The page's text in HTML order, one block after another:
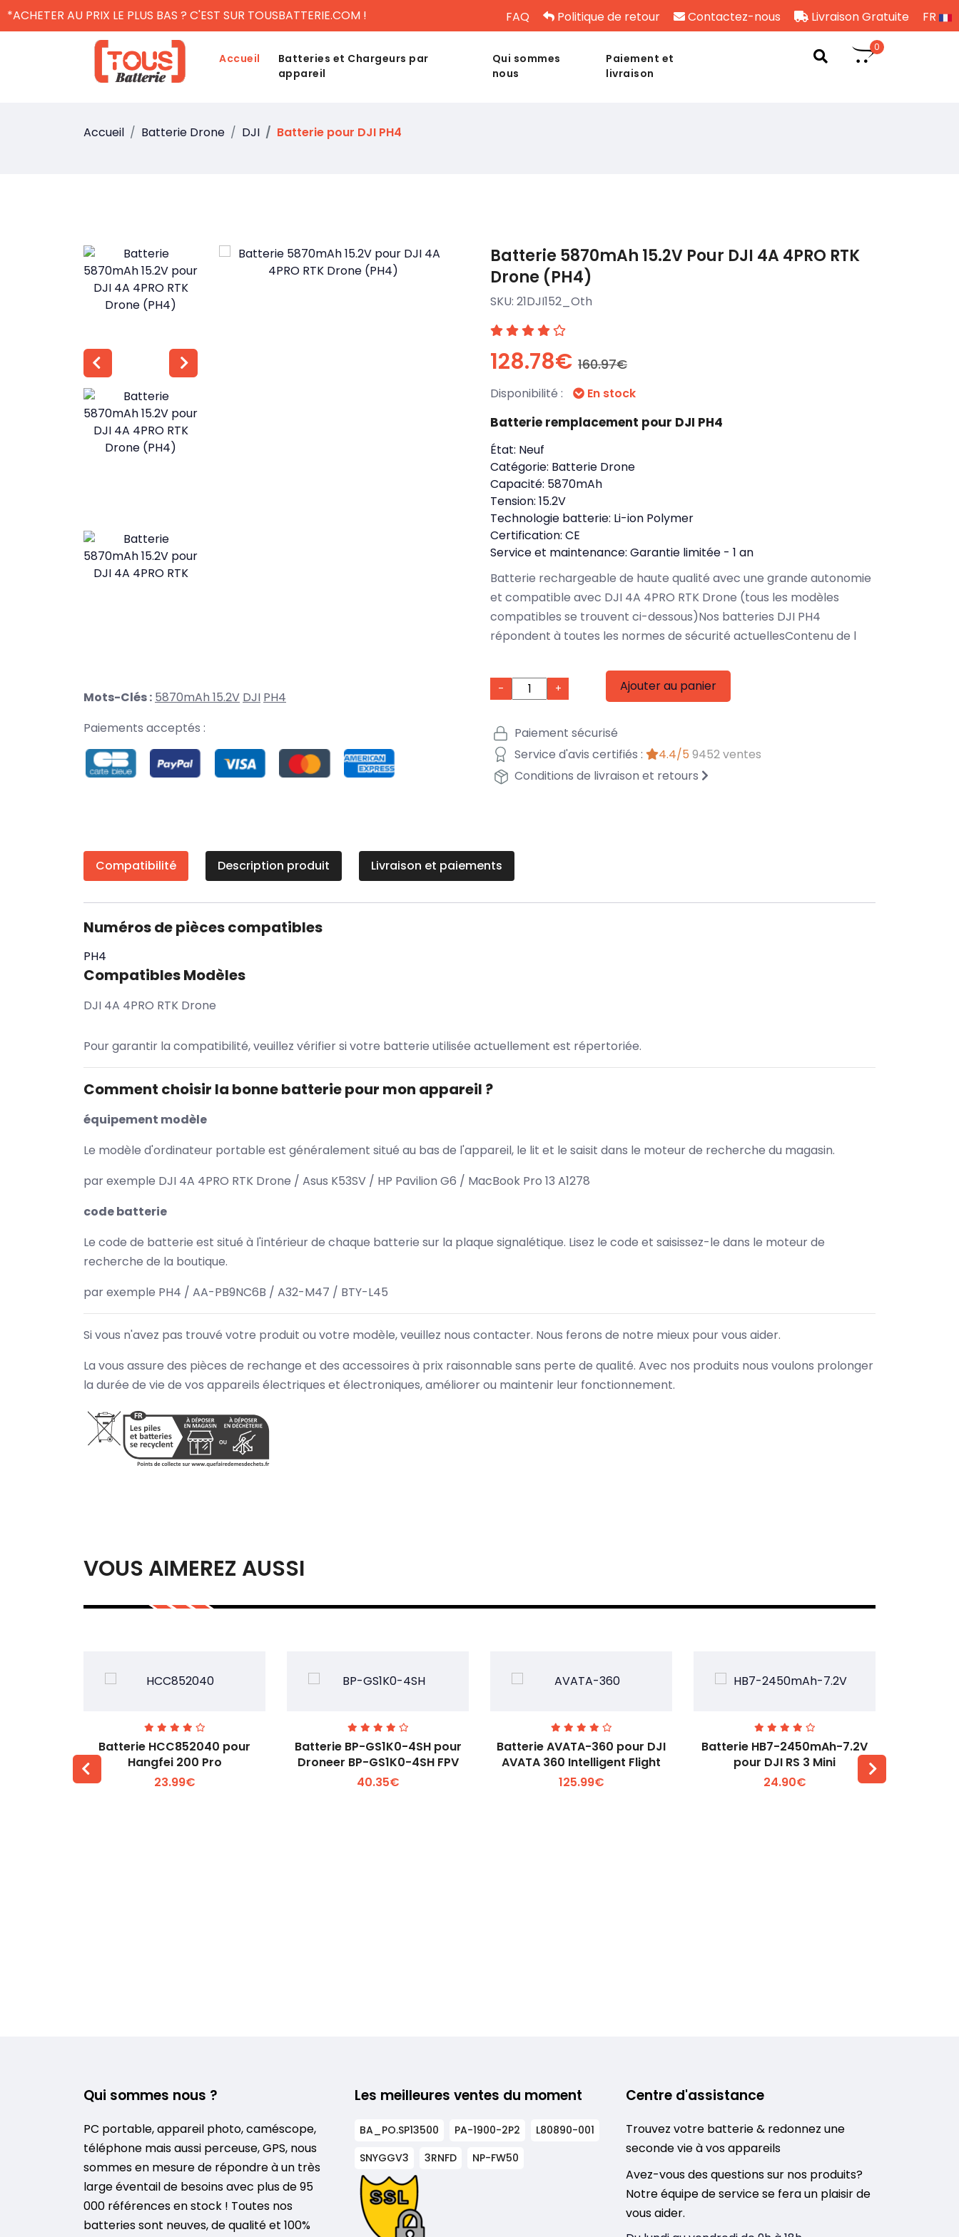
*ACHETER AU PRIX LE PLUS BAS ? C'EST SUR TOUSBATTERIE.COM ! FAQ Politique de retour Contactez-nous Livraison Gratuite FR
Accueil
Batteries et Chargeurs par
appareil
Qui sommes
nous
Paiement et
livraison
0
Accueil Batterie Drone DJI Batterie pour DJI PH4
Mots-Clés : 5870mAh 15.2V DJI PH4
Paiements acceptés :
Batterie 5870mAh 15.2V Pour DJI 4A 4PRO RTK
Drone (PH4)
SKU: 21DJI152_Oth
128.78€ 160.97€
Disponibilité : En stock
Batterie remplacement pour DJI PH4
État: Neuf
Catégorie: Batterie Drone
Capacité: 5870mAh
Tension: 15.2V
Technologie batterie: Li-ion Polymer
Certification: CE
Service et maintenance: Garantie limitée - 1 an
Batterie rechargeable de haute qualité avec une grande autonomie
et compatible avec DJI 4A 4PRO RTK Drone (tous les modèles
compatibles se trouvent ci-dessous)Nos batteries DJI PH4
répondent à toutes les normes de sécurité actuellesContenu de l
- + Ajouter au panier
Paiement sécurisé
Service d'avis certifiés :
4.4/5 9452 ventes
Conditions de livraison et retours
Compatibilité Description produit Livraison et paiements
Numéros de pièces compatibles
PH4
Compatibles Modèles
DJI 4A 4PRO RTK Drone
Pour garantir la compatibilité, veuillez vérifier si votre batterie utilisée actuellement est répertoriée.
Comment choisir la bonne batterie pour mon appareil ?
équipement modèle
Le modèle d'ordinateur portable est généralement situé au bas de l'appareil, le lit et le saisit dans le moteur de recherche du magasin.
par exemple DJI 4A 4PRO RTK Drone / Asus K53SV / HP Pavilion G6 / MacBook Pro 13 A1278
code batterie
Le code de batterie est situé à l'intérieur de chaque batterie sur la plaque signalétique. Lisez le code et saisissez-le dans le moteur de
recherche de la boutique.
par exemple PH4 / AA-PB9NC6B / A32-M47 / BTY-L45
Si vous n'avez pas trouvé votre produit ou votre modèle, veuillez nous contacter. Nous ferons de notre mieux pour vous aider.
La vous assure des pièces de rechange et des accessoires à prix raisonnable sans perte de qualité. Avec nos produits nous voulons prolonger
la durée de vie de vos appareils électriques et électroniques, améliorer ou maintenir leur fonctionnement.
VOUS AIMEREZ AUSSI
Voir plus +
Batterie HCC852040 pour
Hangfei 200 Pro
23.99€
Voir plus +
Batterie BP-GS1K0-4SH pour
Droneer BP-GS1K0-4SH FPV
40.35€
Voir plus +
Batterie AVATA-360 pour DJI
AVATA 360 Intelligent Flight
125.99€
Voir plus +
Batterie HB7-2450mAh-7.2V
pour DJI RS 3 Mini
24.90€
Qui sommes nous ?
PC portable, appareil photo, caméscope,
téléphone mais aussi perceuse, GPS, nous
sommes en mesure de répondre à un très
large éventail de besoins avec plus de 95
000 références en stock ! Toutes nos
batteries sont neuves, de qualité et 100%
Les meilleures ventes du moment
BA_PO.SP13500 PA-1900-2P2
L80890-001
SNYGGV3
3RNFD NP-FW50
Centre d'assistance
Trouvez votre batterie & redonnez une
seconde vie à vos appareils
Avez-vous des questions sur nos produits?
Notre équipe de service se fera un plaisir de
vous aider.